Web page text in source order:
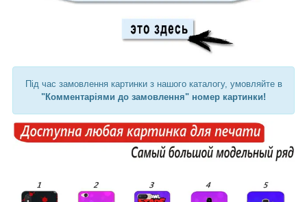
Під час замовлення картинки з нашого каталогу, умовляйте в
"Комментаріями до замовлення" номер картинки!